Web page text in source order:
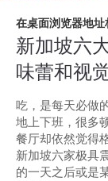
在桌面浏览器地址
新加坡六
味蕾和视
吃，是每天必做
地上下班，很多
餐厅却依然觉得
新加坡六家极具
的一天之后或是